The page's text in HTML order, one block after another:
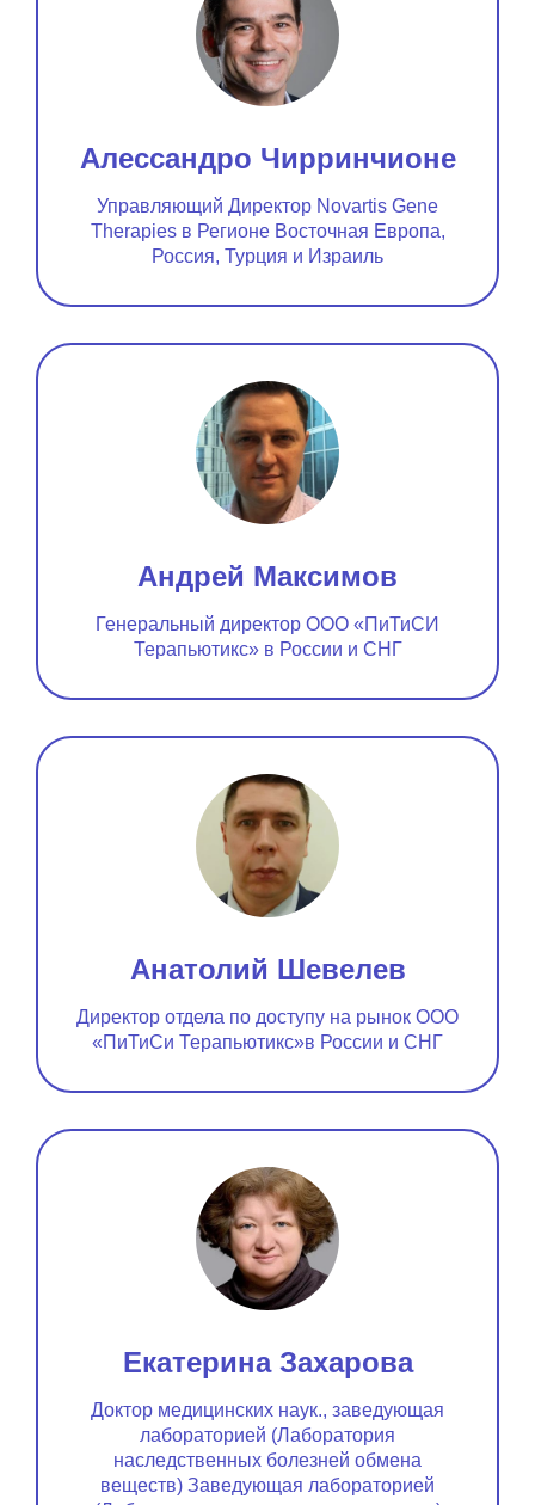
Алессандро Чирринчионе
Управляющий Директор Novartis Gene
Therapies в Регионе Восточная Европа,
Россия, Турция и Израиль
Андрей Максимов
Генеральный директор ООО «ПиТиСИ
Терапьютикс» в России и СНГ
Анатолий Шевелев
Директор отдела по доступу на рынок ООО
«ПиТиСи Терапьютикс»в России и СНГ
Екатерина Захарова
Доктор медицинских наук., заведующая
лабораторией (Лаборатория
наследственных болезней обмена
веществ) Заведующая лабораторией